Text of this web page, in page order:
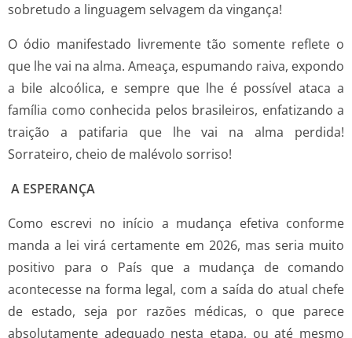
sobretudo a linguagem selvagem da vingança!
O ódio manifestado livremente tão somente reflete o
que lhe vai na alma. Ameaça, espumando raiva, expondo
a bile alcoólica, e sempre que lhe é possível ataca a
família como conhecida pelos brasileiros, enfatizando a
traição a patifaria que lhe vai na alma perdida!
Sorrateiro, cheio de malévolo sorriso!
A ESPERANÇA
Como escrevi no início a mudança efetiva conforme
manda a lei virá certamente em 2026, mas seria muito
positivo para o País que a mudança de comando
acontecesse na forma legal, com a saída do atual chefe
de estado, seja por razões médicas, o que parece
absolutamente adequado nesta etapa, ou até mesmo